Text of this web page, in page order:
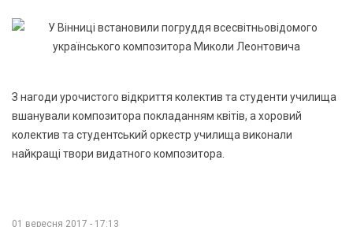
З нагоди урочистого відкриття колектив та студенти училища
вшанували композитора покладанням квітів, а хоровий
колектив та студентський оркестр училища виконали
найкращі твори видатного композитора.
01 вересня 2017 - 17:13